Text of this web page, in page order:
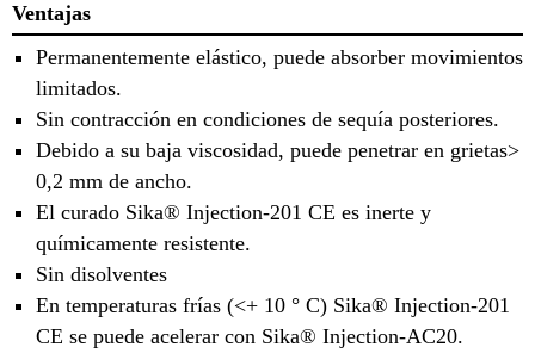
Ventajas
Permanentemente elástico, puede absorber movimientos
limitados.
Sin contracción en condiciones de sequía posteriores.
Debido a su baja viscosidad, puede penetrar en grietas>
0,2 mm de ancho.
El curado Sika® Injection-201 CE es inerte y
químicamente resistente.
Sin disolventes
En temperaturas frías (<+ 10 ° C) Sika® Injection-201
CE se puede acelerar con Sika® Injection-AC20.